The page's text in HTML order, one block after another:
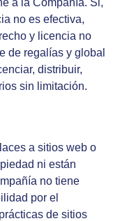
a la Compañía. Si,
no es efectiva,
y licencia no
de regalías y global
distribuir,
sin limitación.
a sitios web o
ni están
no tiene
por el
de sitios